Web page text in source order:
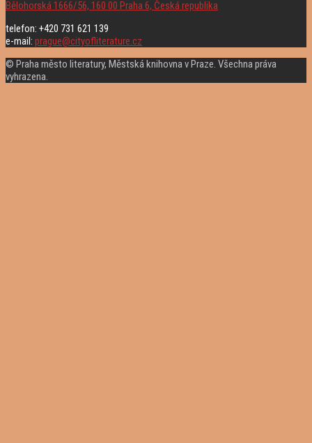
Bělohorská 1666/56, 160 00 Praha 6, Česká republika
telefon: +420 731 621 139
e-mail: prague@cityofliterature.cz
© Praha město literatury, Městská knihovna v Praze. Všechna práva
vyhrazena.